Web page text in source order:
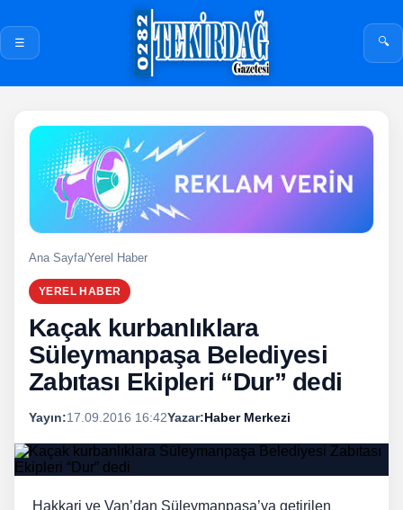
☰ 🔍
Ana Sayfa/Yerel Haber
YEREL HABER
Kaçak kurbanlıklara
Süleymanpaşa Belediyesi
Zabıtası Ekipleri “Dur” dedi
Yayın:17.09.2016 16:42Yazar:Haber Merkezi
Hakkari ve Van’dan Süleymanpaşa’ya getirilen